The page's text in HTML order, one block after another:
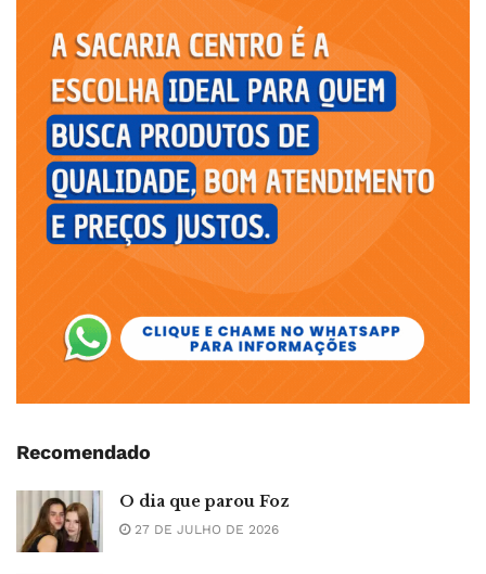
Recomendado
O dia que parou Foz
27 DE JULHO DE 2026